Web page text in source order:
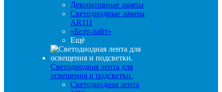
Декоративные лампы
Светодиодные лампы
AR111
«Белт-лайт»
Ещё
Светодиодная лента для
освещения и подсветки.
Светодиодная лента